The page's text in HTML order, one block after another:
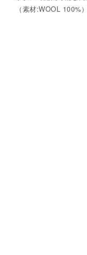
（素材:WOOL 100%